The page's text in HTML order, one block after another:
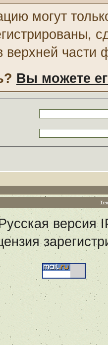
могут
верхней части
Вы можете
версия